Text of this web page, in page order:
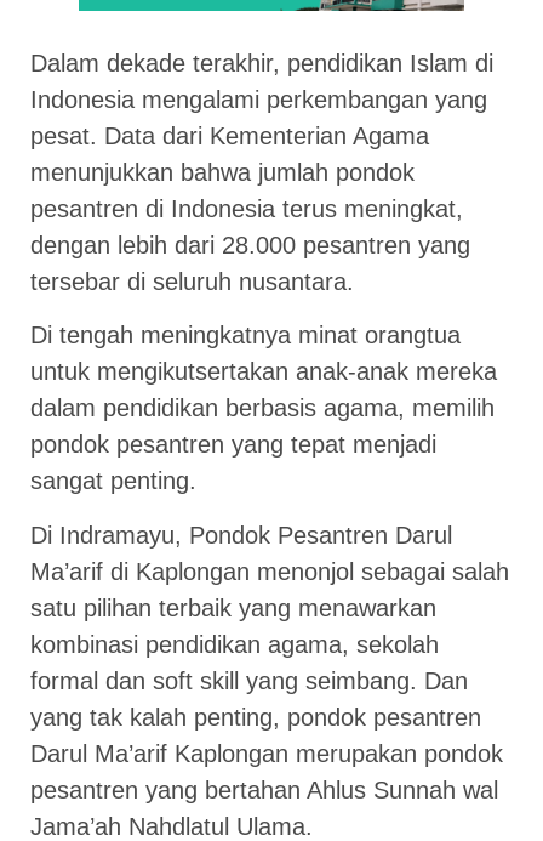
Dalam dekade terakhir, pendidikan Islam di
Indonesia mengalami perkembangan yang
pesat. Data dari Kementerian Agama
menunjukkan bahwa jumlah pondok
pesantren di Indonesia terus meningkat,
dengan lebih dari 28.000 pesantren yang
tersebar di seluruh nusantara.
Di tengah meningkatnya minat orangtua
untuk mengikutsertakan anak-anak mereka
dalam pendidikan berbasis agama, memilih
pondok pesantren yang tepat menjadi
sangat penting.
Di Indramayu, Pondok Pesantren Darul
Ma’arif di Kaplongan menonjol sebagai salah
satu pilihan terbaik yang menawarkan
kombinasi pendidikan agama, sekolah
formal dan soft skill yang seimbang. Dan
yang tak kalah penting, pondok pesantren
Darul Ma’arif Kaplongan merupakan pondok
pesantren yang bertahan Ahlus Sunnah wal
Jama’ah Nahdlatul Ulama.